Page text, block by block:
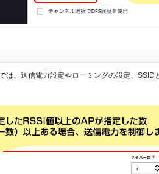
は、送信電力設定やローミングの設定、